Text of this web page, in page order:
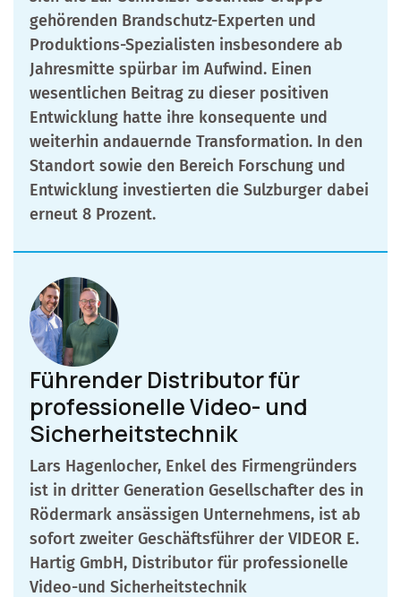
gehörenden Brandschutz-Experten und
Produktions-Spezialisten insbesondere ab
Jahresmitte spürbar im Aufwind. Einen
wesentlichen Beitrag zu dieser positiven
Entwicklung hatte ihre konsequente und
weiterhin andauernde Transformation. In den
Standort sowie den Bereich Forschung und
Entwicklung investierten die Sulzburger dabei
erneut 8 Prozent.
Führender Distributor für
professionelle Video- und
Sicherheitstechnik
Lars Hagenlocher, Enkel des Firmengründers
ist in dritter Generation Gesellschafter des in
Rödermark ansässigen Unternehmens, ist ab
sofort zweiter Geschäftsführer der VIDEOR E.
Hartig GmbH, Distributor für professionelle
Video-und Sicherheitstechnik